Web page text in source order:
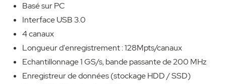
Basé sur PC
Interface USB 3.0
4 canaux
Longueur d'enregistrement : 128Mpts/canaux
Echantillonnage 1 GS/s, bande passante de 200 MHz
Enregistreur de données (stockage HDD / SSD)